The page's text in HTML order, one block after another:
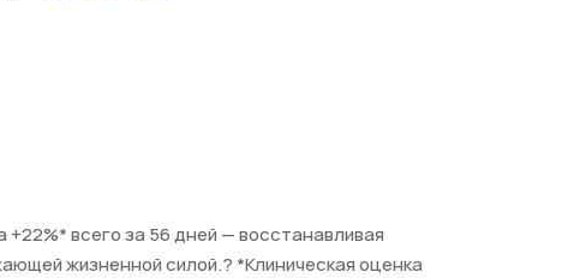
всего за 56 дней — восстанавливая
жизненной силой.? *Клиническая оценка